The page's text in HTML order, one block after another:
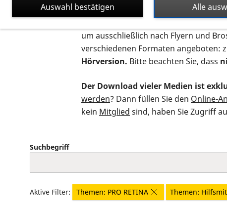
Auf dieser Seite finden Sie
um ausschließlich nach Flyern und
verschiedenen Formaten angeboten:
Hörversion. Bitte beachten Sie, dass
Der Download vieler Medien ist
werden? Dann füllen Sie den Online-
kein Mitglied sind, haben Sie Zugriff
Suchbegriff
Aktive Filter: Themen: PRO RETINA Themen:
Alle
Auswahl bestätigen